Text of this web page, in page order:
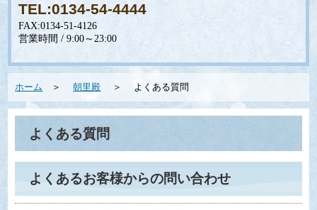
TEL:0134-54-4444
ホーム ＞朝里殿 ＞ よくある質問
よくある質問
よくあるお客様からの問い合わせ